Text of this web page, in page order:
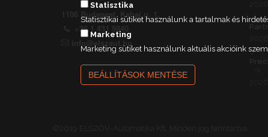
1106 Budapest, Kabai u. 1.
+36 1 431 9840
info@elszaut.hu
Statisztika
Statisztikai sütiket használunk a tartalmak és
Marketing
Marketing sütiket használunk aktuális akcióink
BEÁLLÍTÁSOK MENTÉSE